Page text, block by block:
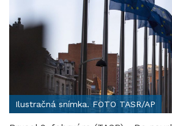
Ilustračná snímka. FOTO TASR/AP